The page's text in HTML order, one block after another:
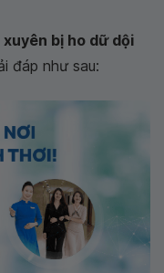
bị ho dữ dội
đáp như sau: